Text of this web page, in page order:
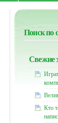
Поиск по
Свежие
Кто